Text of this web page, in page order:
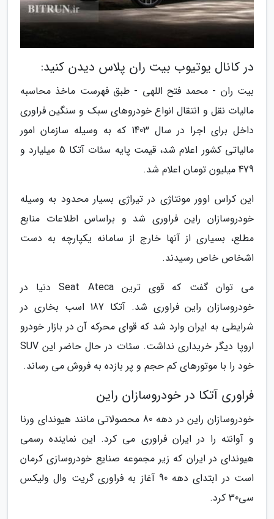
در کانال یوتیوب بیت ران پلاس دیدن کنید:
بیت ران - محمد فتح اللهی - طبق فهرست ماخذ محاسبه
مالیات نقل و انتقال انواع خودروهای سبک و سنگین فراوری
داخل برای اجرا در سال 1403 که به وسیله سازمان امور
مالیاتی کشور اعلام شد، قیمت پایه سئات آتکا 5 میلیارد و
479 میلیون تومان اعلام شد.
این کراس اوور مونتاژی در تیراژی بسیار محدود به وسیله
خودروسازان راین فراوری شد و براساس اطلاعات منابع
مطلع، بسیاری از آنها خارج از سامانه یکپارچه به دست
اشخاص خاص رسیدند.
می توان گفت که قوی ترین Seat Ateca دنیا در
خودروسازان راین فراوری شد. آتکا 187 اسب بخاری در
شرایطی به ایران وارد شد که قوای محرکه آن در بازار خودرو
اروپا دیگر خریداری نداشت. سئات در حال حاضر این SUV
خود را با موتورهای کم حجم و پر بازده به فروش می رساند.
فراوری آتکا در خودروسازان راین
خودروسازان راین در دهه 80 محصولاتی مانند هیوندای ورنا
و آوانته را در ایران فراوری می کرد. این نماینده رسمی
هیوندای در ایران که زیر مجموعه صنایع خودروسازی کرمان
است در ابتدای دهه 90 آغاز به فراوری گریت وال ولیکس
سی30 کرد.